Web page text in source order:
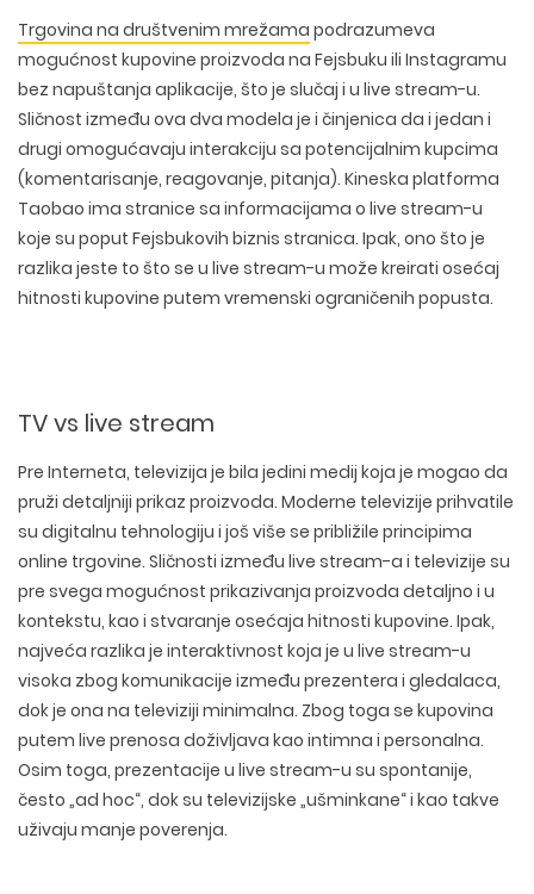
WEB TEHNOLOGIJE
DIZAJN WEB SAJTA
Trgovina na društvenim mrežama podrazumeva
mogućnost kupovine proizvoda na Fejsbuku ili Instagramu
bez napuštanja aplikacije, što je slučaj i u live stream-u.
Sličnost između ova dva modela je i činjenica da i jedan i
drugi omogućavaju interakciju sa potencijalnim kupcima
(komentarisanje, reagovanje, pitanja). Kineska platforma
Taobao ima stranice sa informacijama o live stream-u
koje su poput Fejsbukovih biznis stranica. Ipak, ono što je
razlika jeste to što se u live stream-u može kreirati osećaj
hitnosti kupovine putem vremenski ograničenih popusta.
TV vs live stream
Pre Interneta, televizija je bila jedini medij koja je mogao da
pruži detaljniji prikaz proizvoda. Moderne televizije prihvatile
su digitalnu tehnologiju i još više se približile principima
online trgovine. Sličnosti između live stream-a i televizije su
pre svega mogućnost prikazivanja proizvoda detaljno i u
kontekstu, kao i stvaranje osećaja hitnosti kupovine. Ipak,
najveća razlika je interaktivnost koja je u live stream-u
visoka zbog komunikacije između prezentera i gledalaca,
dok je ona na televiziji minimalna. Zbog toga se kupovina
putem live prenosa doživljava kao intimna i personalna.
Osim toga, prezentacije u live stream-u su spontanije,
često „ad hoc“, dok su televizijske „ušminkane“ i kao takve
uživaju manje poverenja.